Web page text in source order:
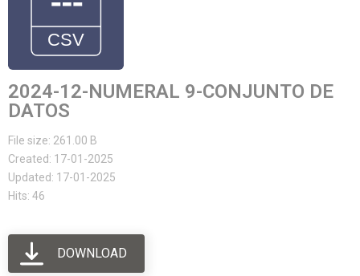
2024-12-NUMERAL 9-CONJUNTO DE
DATOS
File size: 261.00 B
Created: 17-01-2025
Updated: 17-01-2025
Hits: 46
DOWNLOAD